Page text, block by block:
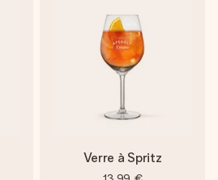
Verre à Spritz